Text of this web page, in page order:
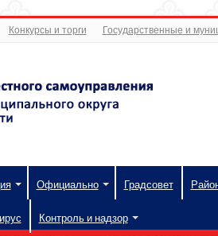
Конкурсы и торги Государственные и
Официально Градсовет
Контроль и надзор